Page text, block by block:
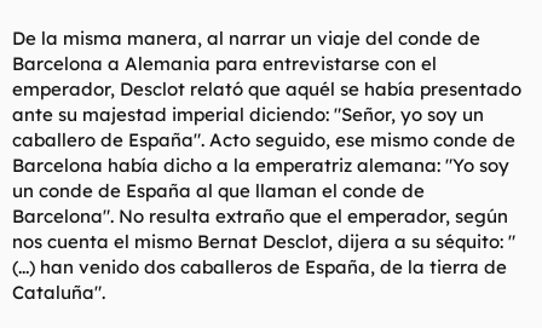
De la misma manera, al narrar un viaje del conde de
Barcelona a Alemania para entrevistarse con el
emperador, Desclot relató que aquél se había presentado
ante su majestad imperial diciendo: "Señor, yo soy un
caballero de España". Acto seguido, ese mismo conde de
Barcelona había dicho a la emperatriz alemana: "Yo soy
un conde de España al que llaman el conde de
Barcelona". No resulta extraño que el emperador, según
nos cuenta el mismo Bernat Desclot, dijera a su séquito: "
(...) han venido dos caballeros de España, de la tierra de
Cataluña".